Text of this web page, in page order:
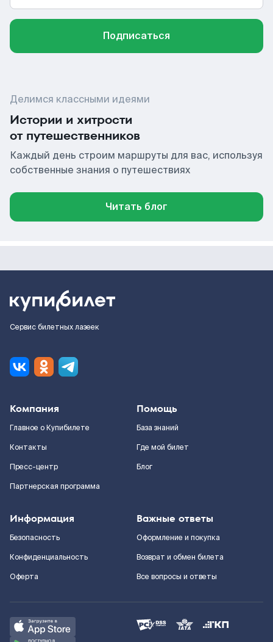
Подписаться
Делимся классными идеями
Истории и хитрости
от путешественников
Каждый день строим маршруты для вас, используя
собственные знания о путешествиях
Читать блог
Сервис билетных лазеек
Компания
Главное о Купибилете
Контакты
Пресс-центр
Партнерская программа
Помощь
База знаний
Где мой билет
Блог
Информация
Безопасность
Конфиденциальность
Оферта
Важные ответы
Оформление и покупка
Возврат и обмен билета
Все вопросы и ответы